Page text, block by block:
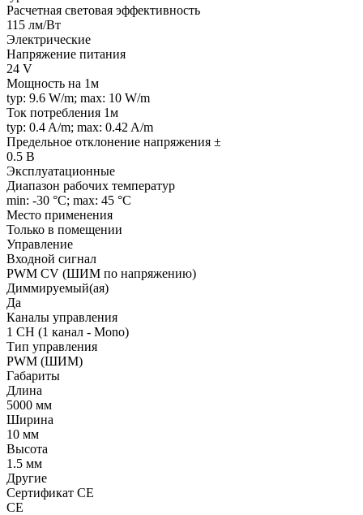
Расчетная световая эффективность
115 лм/Вт
Электрические
Напряжение питания
24 V
Мощность на 1м
typ: 9.6 W/m; max: 10 W/m
Ток потребления 1м
typ: 0.4 A/m; max: 0.42 A/m
Предельное отклонение напряжения ±
0.5 В
Эксплуатационные
Диапазон рабочих температур
min: -30 °C; max: 45 °C
Место применения
Только в помещении
Управление
Входной сигнал
PWM СV (ШИМ по напряжению)
Диммируемый(ая)
Да
Каналы управления
1 CH (1 канал - Mono)
Тип управления
PWM (ШИМ)
Габариты
Длина
5000 мм
Ширина
10 мм
Высота
1.5 мм
Другие
Сертификат CE
CE